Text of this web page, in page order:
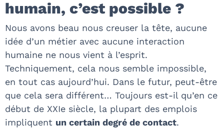
humain, c’est possible ?
Nous avons beau nous creuser la tête, aucune
idée d’un métier avec aucune interaction
humaine ne nous vient à l’esprit.
Techniquement, cela nous semble impossible,
en tout cas aujourd’hui. Dans le futur, peut-être
que cela sera différent… Toujours est-il qu’en ce
début de XXIe siècle, la plupart des emplois
impliquent un certain degré de contact.